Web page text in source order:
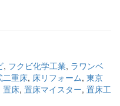
, フクビ化学工業, ラワンベ
二重床, 床リフォーム, 東京
置床, 置床マイスター, 置床工